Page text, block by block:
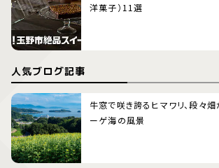
洋菓子）11選
人気ブログ記事
牛窓で咲き誇るヒマワリ、段々
ーゲ海の風景